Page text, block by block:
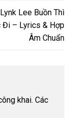
Lee Buồn Thì
Đi – Lyrics & Hợp
Âm Chuẩn
khai. Các